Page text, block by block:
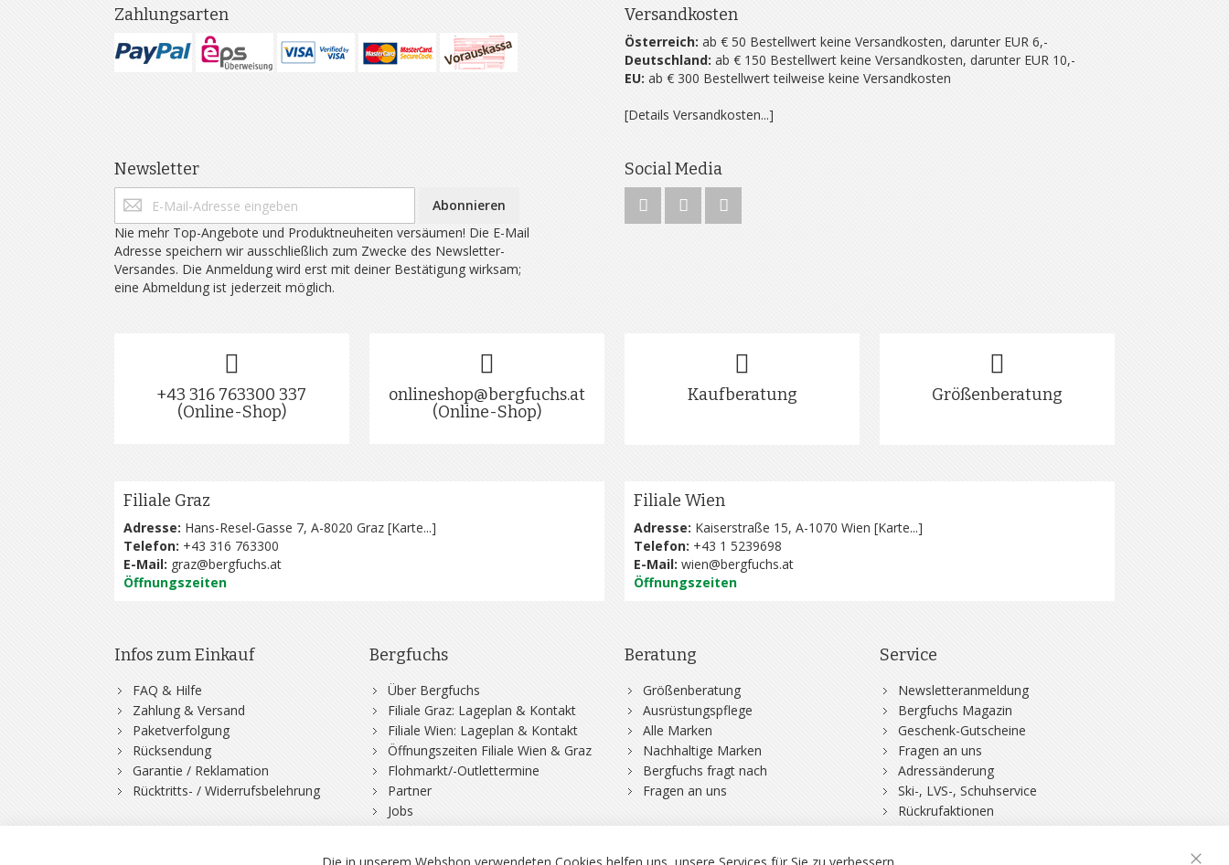
Zahlungsarten Versandkosten
Österreich: ab € 50 Bestellwert keine Versandkosten, darunter EUR 6,-
Deutschland: ab € 150 Bestellwert keine Versandkosten, darunter EUR 10,-
EU: ab € 300 Bestellwert teilweise keine Versandkosten
[Details Versandkosten...]
Newsletter
Abonnieren
Nie mehr Top-Angebote und Produktneuheiten versäumen! Die E-Mail
Adresse speichern wir ausschließlich zum Zwecke des Newsletter-
Versandes. Die Anmeldung wird erst mit deiner Bestätigung wirksam;
eine Abmeldung ist jederzeit möglich.
Social Media
+43 316 763300 337
(Online-Shop)
onlineshop@bergfuchs.at
(Online-Shop)
Kaufberatung Größenberatung
Filiale Graz
Adresse: Hans-Resel-Gasse 7, A-8020 Graz [Karte...]
Telefon: +43 316 763300
E-Mail: graz@bergfuchs.at
Öffnungszeiten
Filiale Wien
Adresse: Kaiserstraße 15, A-1070 Wien [Karte...]
Telefon: +43 1 5239698
E-Mail: wien@bergfuchs.at
Öffnungszeiten
Infos zum Einkauf
FAQ & Hilfe
Zahlung & Versand
Paketverfolgung
Rücksendung
Garantie / Reklamation
Rücktritts- / Widerrufsbelehrung
Bergfuchs
Über Bergfuchs
Filiale Graz: Lageplan & Kontakt
Filiale Wien: Lageplan & Kontakt
Öffnungszeiten Filiale Wien & Graz
Flohmarkt/-Outlettermine
Partner
Jobs
Beratung
Größenberatung
Ausrüstungspflege
Alle Marken
Nachhaltige Marken
Bergfuchs fragt nach
Fragen an uns
Service
Newsletteranmeldung
Bergfuchs Magazin
Geschenk-Gutscheine
Fragen an uns
Adressänderung
Ski-, LVS-, Schuhservice
Rückrufaktionen
DSV-Skiversicherung